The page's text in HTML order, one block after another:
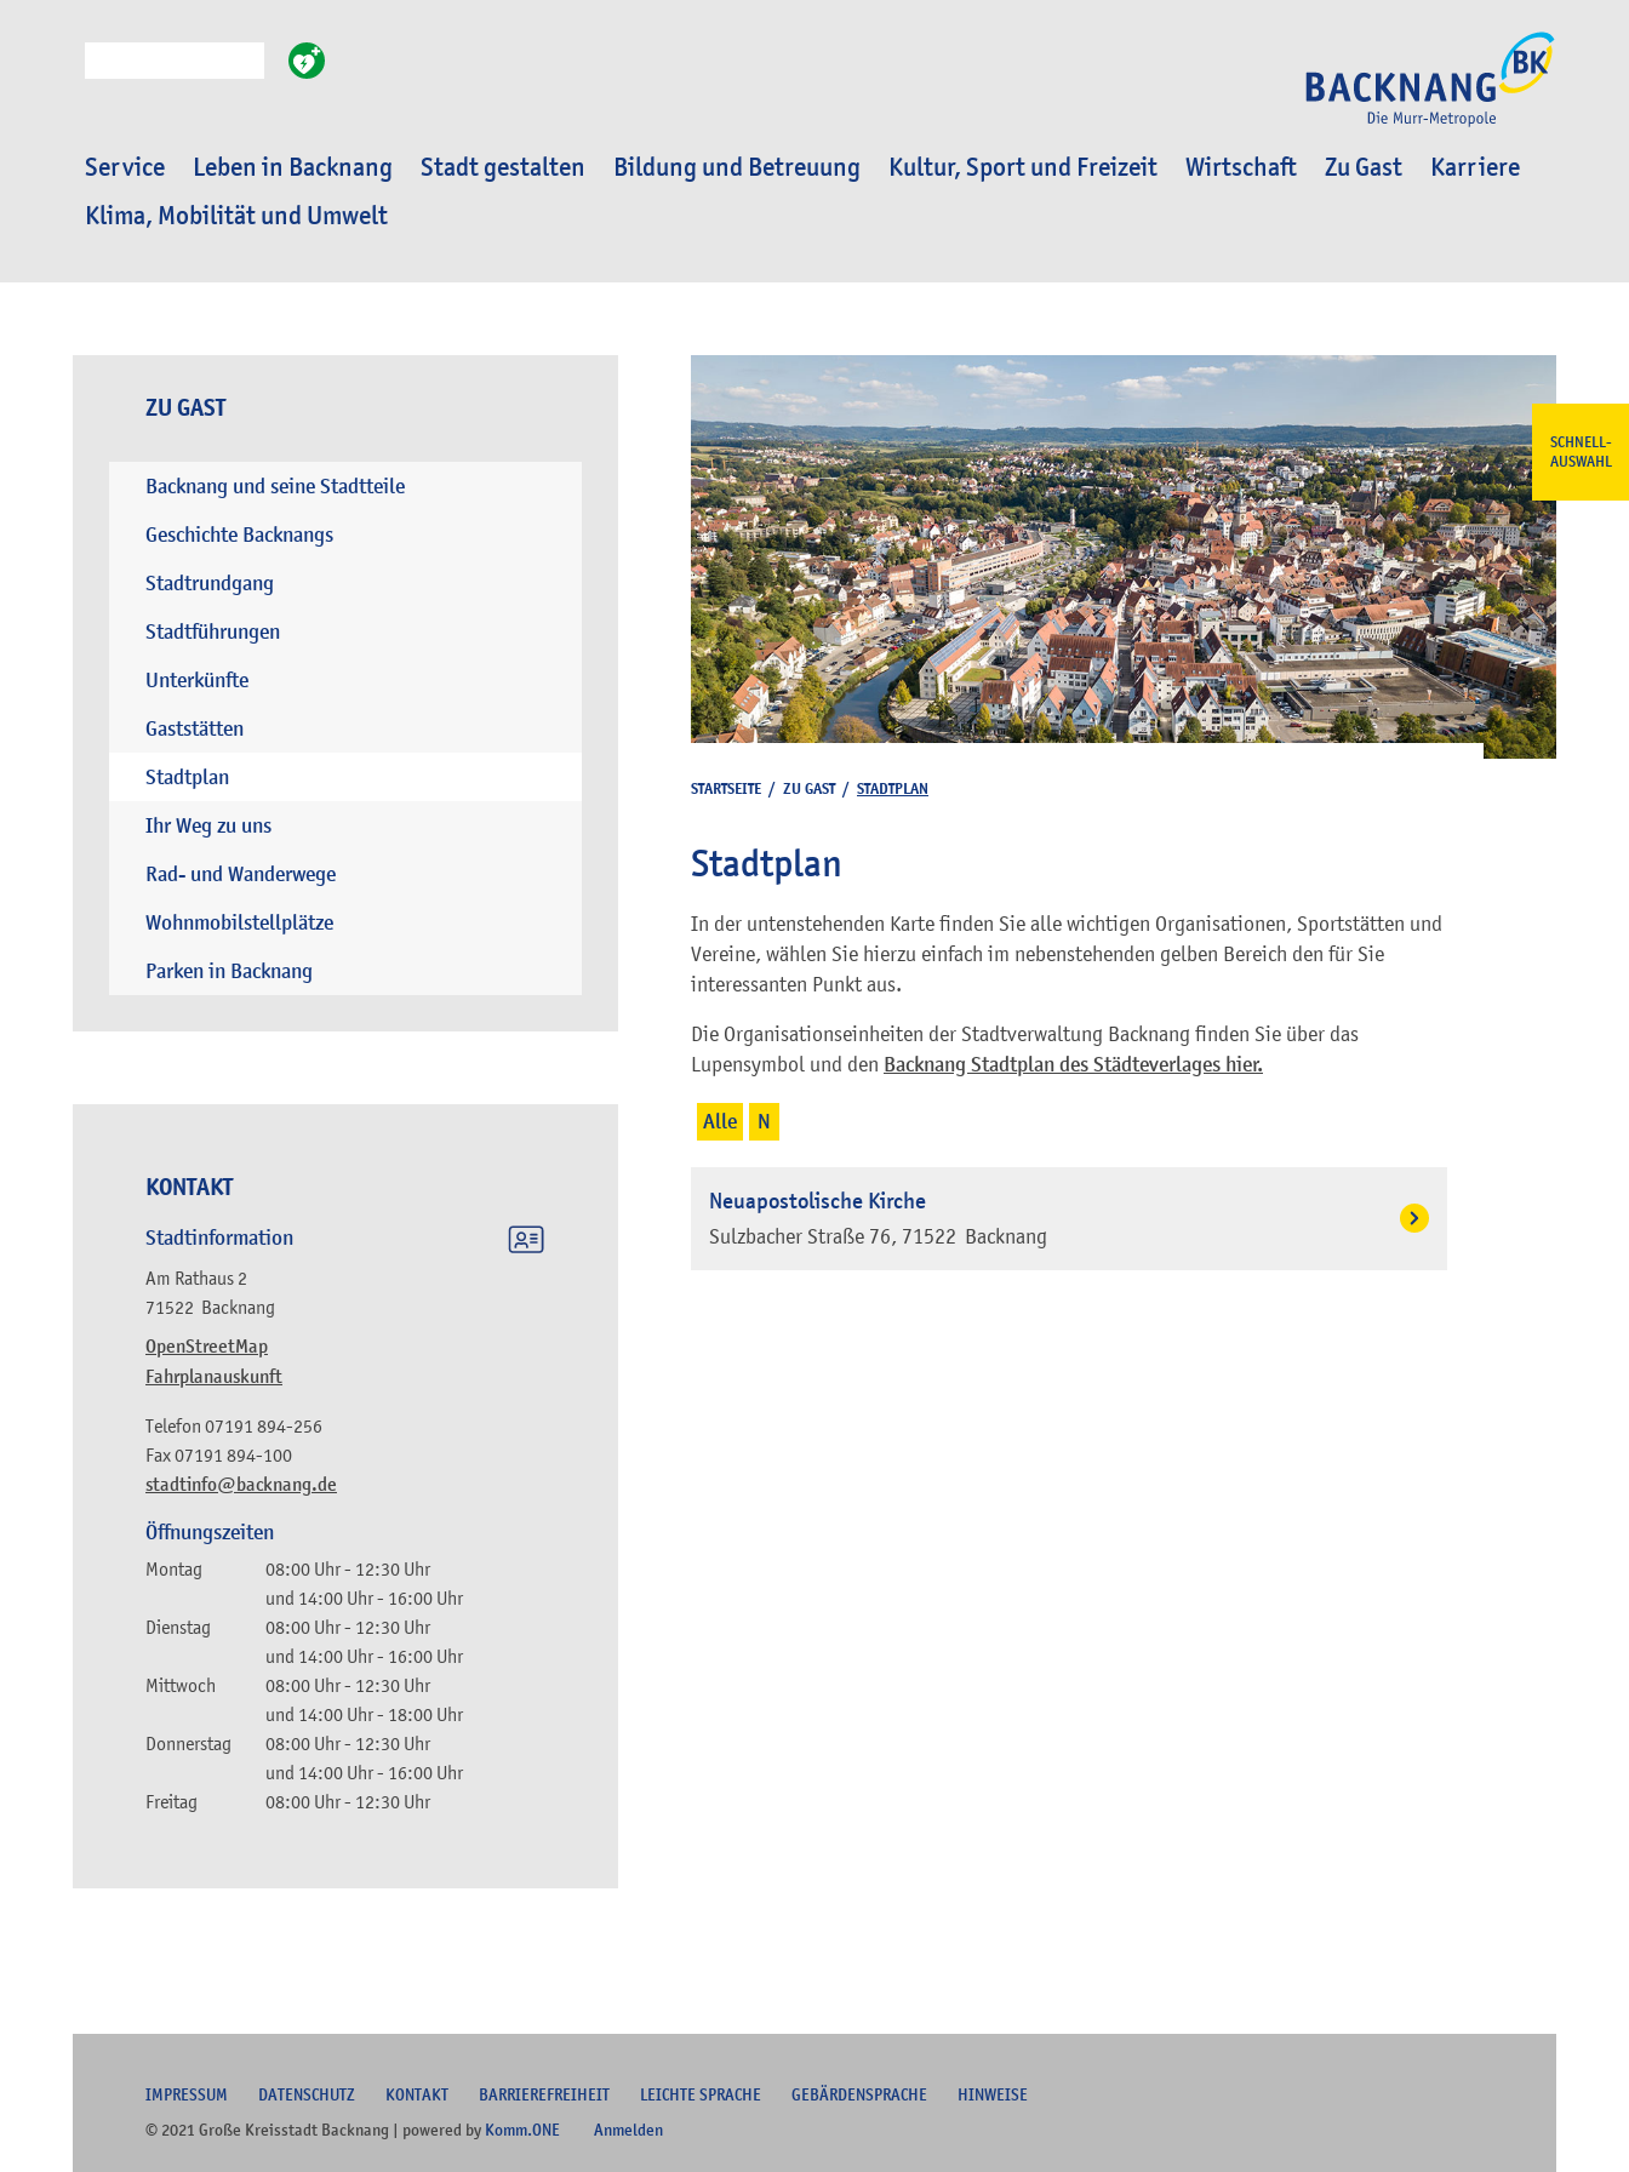
Service Leben in Backnang Stadt gestalten Bildung und Betreuung Kultur, Sport und Freizeit Wirtschaft Zu Gast
Karriere
Klima, Mobilität und Umwelt
SCHNELL-
AUSWAHL
ZU GAST
Backnang und seine Stadtteile
Geschichte Backnangs
Stadtrundgang
Stadtführungen
Unterkünfte
Gaststätten
Stadtplan
Ihr Weg zu uns
Rad- und Wanderwege
Wohnmobilstellplätze
Parken in Backnang
KONTAKT
Stadtinformation
Am Rathaus 2
71522 Backnang
OpenStreetMap
Fahrplanauskunft
stadtinfo@backnang.de
Telefon 07191 894-256
Fax07191 894-100
Öffnungszeiten
Montag 08:00 Uhr- 12:30 Uhr
und 14:00 Uhr- 16:00 Uhr
Dienstag
08:00 Uhr- 12:30 Uhr
und 14:00 Uhr- 16:00 Uhr
Mittwoch
08:00 Uhr- 12:30 Uhr
und 14:00 Uhr- 18:00 Uhr
Donnerstag
08:00 Uhr- 12:30 Uhr
und 14:00 Uhr- 16:00 Uhr
Freitag
08:00 Uhr- 12:30 Uhr
STARTSEITE / ZU GAST/ STADTPLAN
Stadtplan
In der untenstehenden Karte finden Sie alle wichtigen Organisationen, Sportstätten und
Vereine, wählen Sie hierzu einfach im nebenstehenden gelben Bereich den für Sie
interessanten Punkt aus.
Die Organisationseinheiten der Stadtverwaltung Backnang finden Sie über das
Lupensymbol und den Backnang Stadtplan des Städteverlages hier.
Alle N
Neuapostolische Kirche
Sulzbacher Straße 76 71522 Backnang
IMPRESSUM DATENSCHUTZ KONTAKT BARRIEREFREIHEIT LEICHTE SPRACHE GEBÄRDENSPRACHE
HINWEISE
© 2021 Große Kreisstadt Backnang | powered by Komm.ONE Anmelden